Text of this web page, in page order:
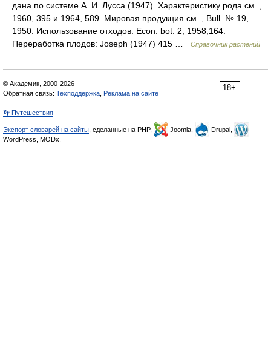
дана по системе А. И. Лусса (1947). Характеристику рода см. ,
1960, 395 и 1964, 589. Мировая продукция см. , Bull. № 19,
1950. Использование отходов: Econ. bot. 2, 1958,164.
Переработка плодов: Joseph (1947) 415 …
Справочник растений
18+
© Академик, 2000-2026
Обратная связь: Техподдержка Реклама на сайте
👣 Путешествия
Экспорт словарей на сайты , сделанные на PHP, Joomla,
Drupal,
WordPress, MODx.